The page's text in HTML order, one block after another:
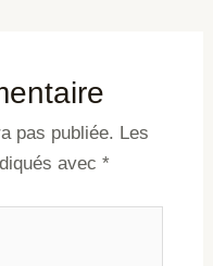
pas publiée. Les
avec *